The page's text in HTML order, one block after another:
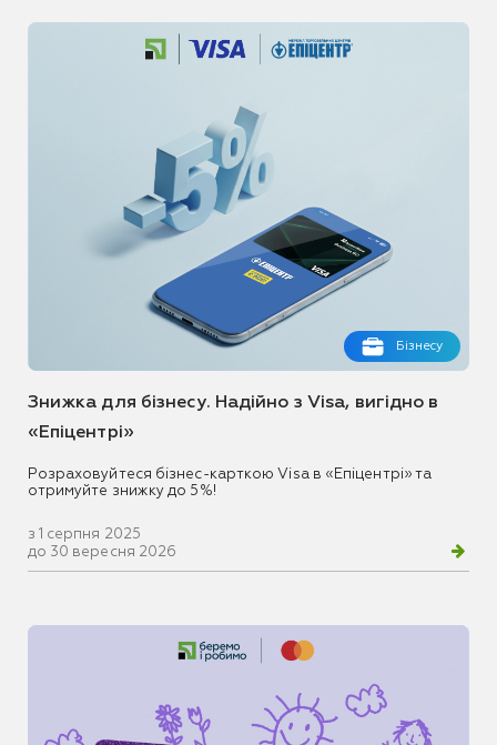
Бізнесу
Знижка для бізнесу. Надійно з Visa, вигідно в
«Епіцентрі»
Розраховуйтеся бізнес-карткою Visa в «Епіцентрі» та
отримуйте знижку до 5%!
з 1 серпня 2025
до 30 вересня 2026